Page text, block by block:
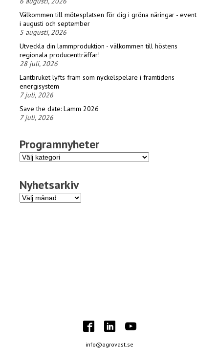
Välkommen till mötesplatsen för dig i gröna näringar - event
i augusti och september
5 augusti, 2026
Utveckla din lammproduktion - välkommen till höstens
regionala producentträffar!
28 juli, 2026
Lantbruket lyfts fram som nyckelspelare i framtidens
energisystem
7 juli, 2026
Save the date: Lamm 2026
7 juli, 2026
Programnyheter
Programnyheter
Nyhetsarkiv
Nyhetsarkiv
info@agrovast.se